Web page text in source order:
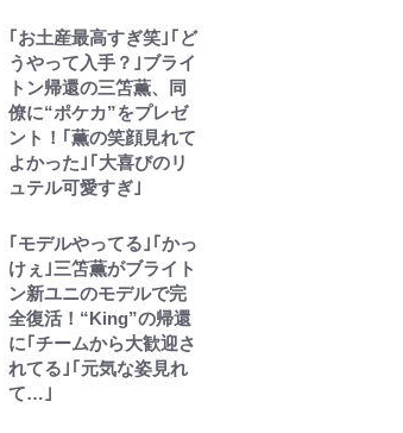
ガンダムZZ』いまだ語
り継がれる「伝説のト
ンデモシーン」 「Zザ
ク」に「謎の光」も…
令和のNBAを先取りし
ていた!?『SLAM
いた「驚きの戦術」ス
トレッチ5に大型ポイン
トガードも…
｢お土産最高すぎ笑｣｢ど
うやって入手？｣ブライ
トン帰還の三笘薫、同
僚に“ポケカ”をプレゼ
ント！｢薫の笑顔見れて
よかった｣｢大喜びのリ
ュテル可愛すぎ｣
｢モデルやってる｣｢かっ
けぇ｣三笘薫がブライト
ン新ユニのモデルで完
全復活！“King”の帰還
に｢チームから大歓迎さ
れてる｣｢元気な姿見れ
て…｣